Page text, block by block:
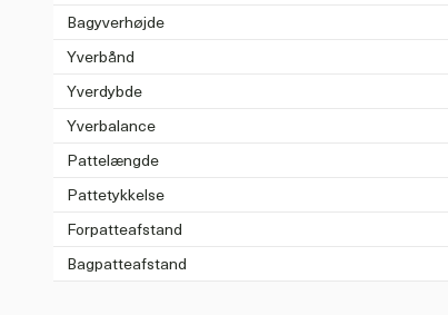
Bagyverhøjde
Yverbånd
Yverdybde
Yverbalance
Pattelængde
Pattetykkelse
Forpatteafstand
Bagpatteafstand